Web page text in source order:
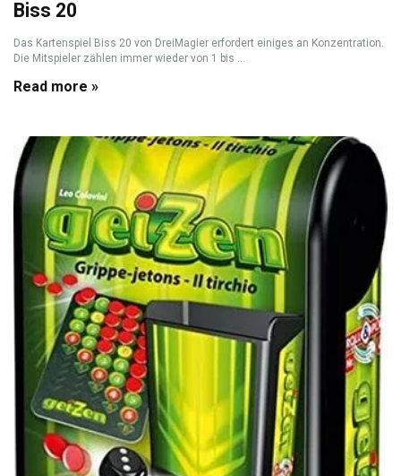
Biss 20
Das Kartenspiel Biss 20 von DreiMagier erfordert einiges an Konzentration.
Die Mitspieler zählen immer wieder von 1 bis ...
Read more »